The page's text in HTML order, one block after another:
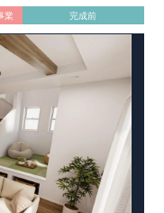
業 完成前